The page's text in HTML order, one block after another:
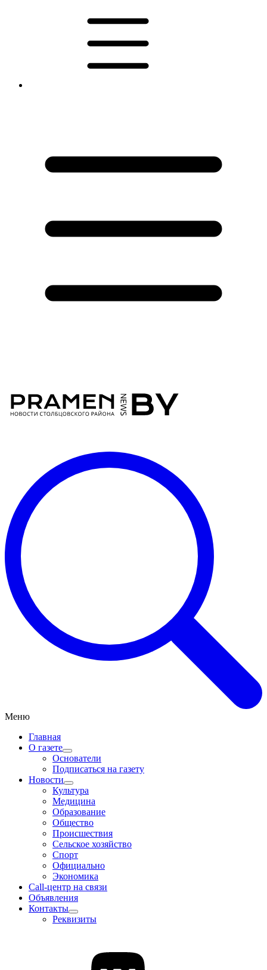
Меню
Главная
О газете
Основатели
Подписаться на газету
Новости
Культура
Медицина
Образование
Общество
Происшествия
Сельское хозяйство
Спорт
Официально
Экономика
Call-центр на связи
Объявления
Контакты
Реквизиты